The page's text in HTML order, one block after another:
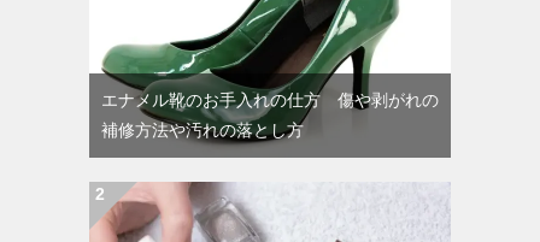
エナメル靴のお手入れの仕方 傷や剥がれの
補修方法や汚れの落とし方